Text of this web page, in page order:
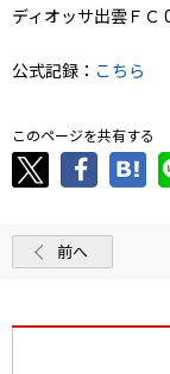
ディオッサ出雲ＦＣ
公式記録： こちら
このページを共有する
前へ